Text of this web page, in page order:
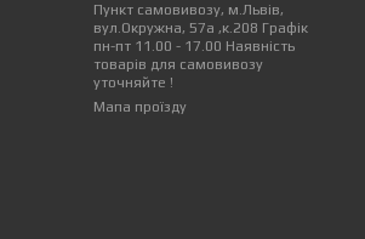
Пункт самовивозу, м.Львів,
вул.Окружна, 57а ,к.208 Графік
пн-пт 11.00 - 17.00 Наявність
товарів для самовивозу
уточняйте !
Мапа проїзду